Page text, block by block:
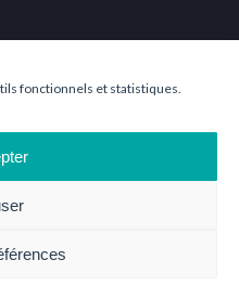
fonctionnels et statistiques.